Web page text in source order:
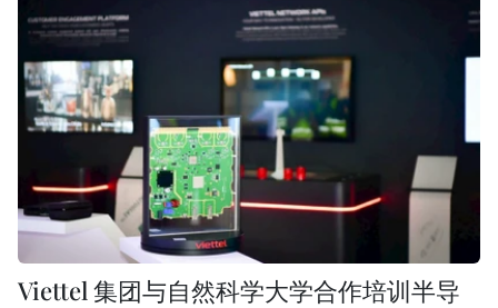
Viettel 集团与自然科学大学合作培训半导